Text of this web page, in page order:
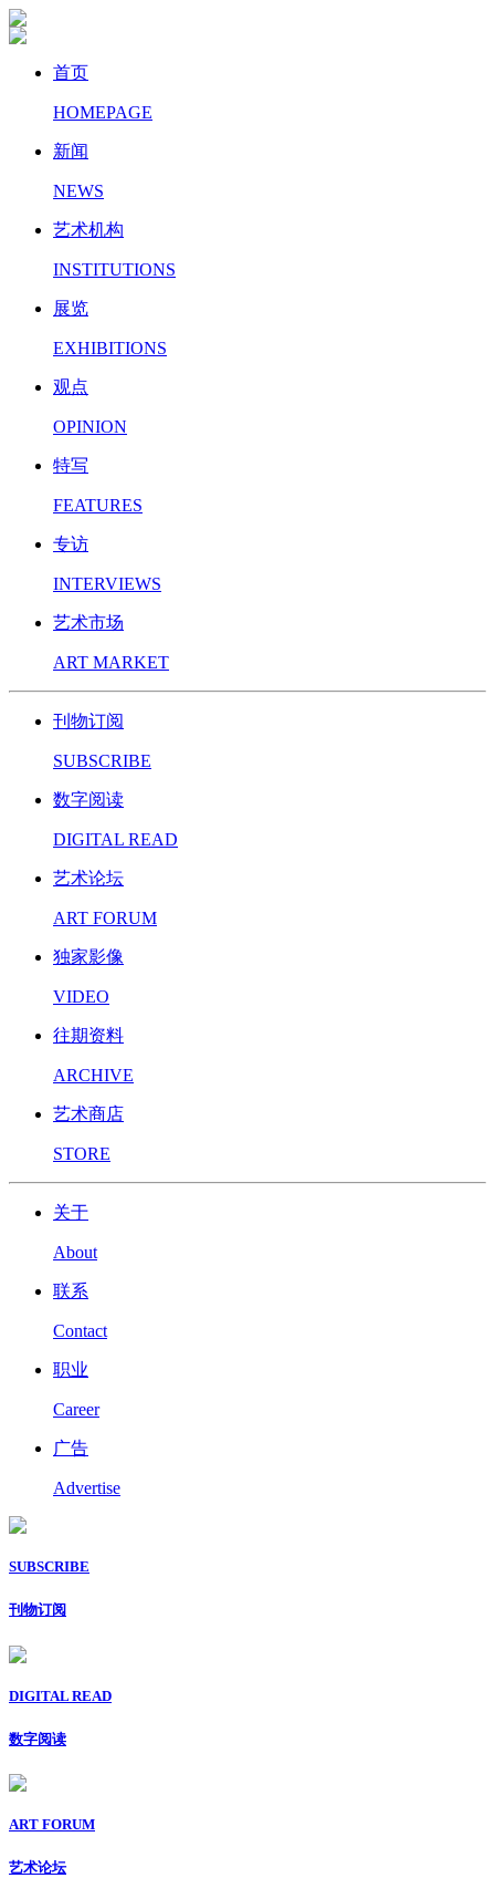
首页
HOMEPAGE
新闻
NEWS
艺术机构
INSTITUTIONS
展览
EXHIBITIONS
观点
OPINION
特写
FEATURES
专访
INTERVIEWS
艺术市场
ART MARKET
刊物订阅
SUBSCRIBE
数字阅读
DIGITAL READ
艺术论坛
ART FORUM
独家影像
VIDEO
往期资料
ARCHIVE
艺术商店
STORE
关于
About
联系
Contact
职业
Career
广告
Advertise
SUBSCRIBE
刊物订阅
DIGITAL READ
数字阅读
ART FORUM
艺术论坛